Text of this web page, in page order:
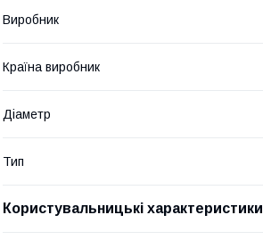
Виробник
Країна виробник
Діаметр
Тип
Користувальницькі характеристики